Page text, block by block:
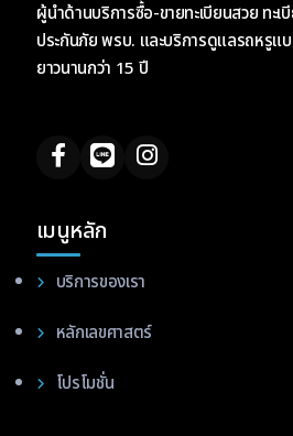
ผู้นำด้านบริการซื้อ-ขายทะเบียนสวย ทะ
ประกันภัย พรบ. และบริการดูแลรถหรูแ
ยาวนานกว่า 15 ปี
เมนูหลัก
บริการของเรา
หลักเลขศาสตร์
โปรโมชั่น